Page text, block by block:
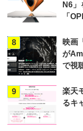
N6
「
8
映画
が
で視
9
楽天
るキ